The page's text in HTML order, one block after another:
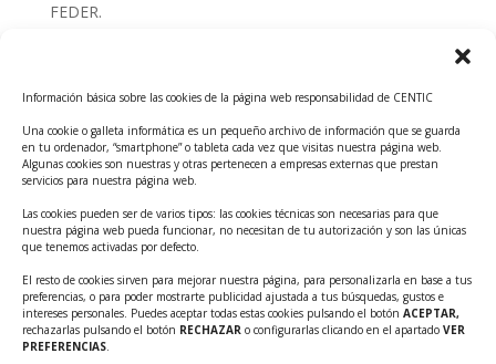
Información básica sobre las cookies de la página web responsabilidad de CENTIC
Una cookie o galleta informática es un pequeño archivo de información que se guarda
en tu ordenador, “smartphone” o tableta cada vez que visitas nuestra página web.
Algunas cookies son nuestras y otras pertenecen a empresas externas que prestan
servicios para nuestra página web.
Las cookies pueden ser de varios tipos: las cookies técnicas son necesarias para que
nuestra página web pueda funcionar, no necesitan de tu autorización y son las únicas
que tenemos activadas por defecto.
El resto de cookies sirven para mejorar nuestra página, para personalizarla en base a tus
preferencias, o para poder mostrarte publicidad ajustada a tus búsquedas, gustos e
intereses personales. Puedes aceptar todas estas cookies pulsando el botón ACEPTAR,
rechazarlas pulsando el botón RECHAZAR o configurarlas clicando en el apartado VER
PREFERENCIAS.
FEDER.
Tecnológicos 2ª ed.
Ayudas INFO para el apoyo a las empresas
innovadoras con potencial tecnológico y escalables
Convocatoria Cheque de Innovación. Ayudas INFO
para la contratación de servicios de Innovación y
Competitividad
Cheque Inversión del INFO. Ayudas para la
contratación de servicios de Innovación y
Competitividad para apoyar rondas de financiación.